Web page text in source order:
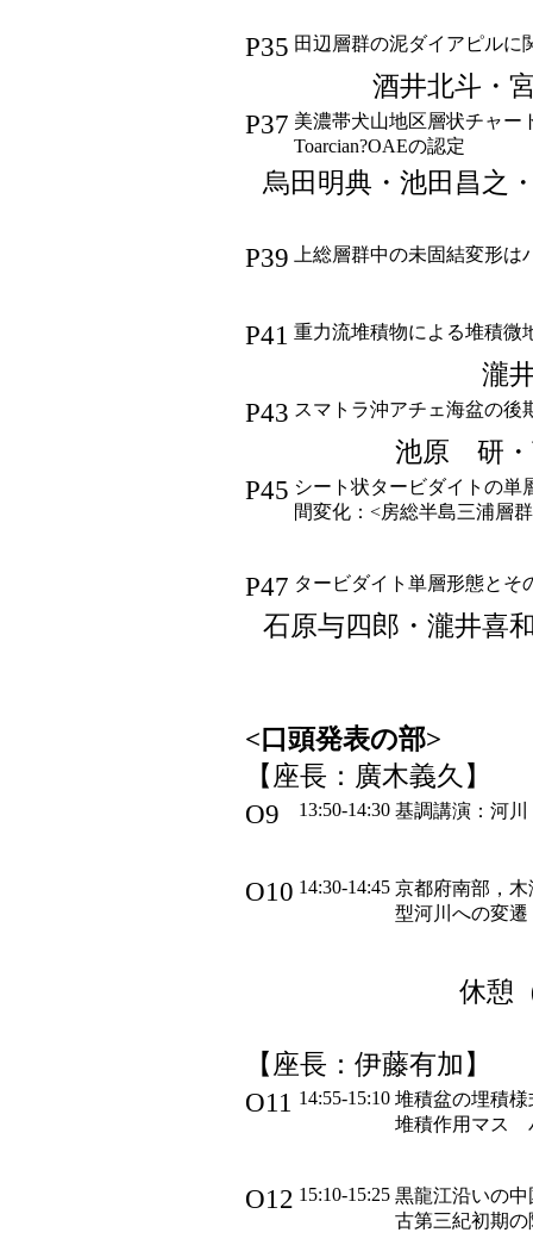
P35 田辺層群の泥ダイアピルに
酒井北斗・
P37 美濃帯犬山地区層状チャー
Toarcian?OAEの認定
烏田明典・池田昌之
P39 上総層群中の未固結変形は
P41 重力流堆積物による堆積微
瀧
P43 スマトラ沖アチェ海盆の後
池原 研・
P45 シート状タービダイトの単
間変化：<房総半島三浦層
P47 タービダイト単層形態とそ
石原与四郎・瀧井喜
<口頭発表の部>
【座長：廣木義久】
O9
13:50-14:30 基調講演：河
O10 14:30-14:45 京都府南部，
型河川への変遷
休憩
【座長：伊藤有加】
O11 14:55-15:10 堆積盆の埋積
堆積作用マス
O12 15:10-15:25 黒龍江沿いの
古第三紀初期